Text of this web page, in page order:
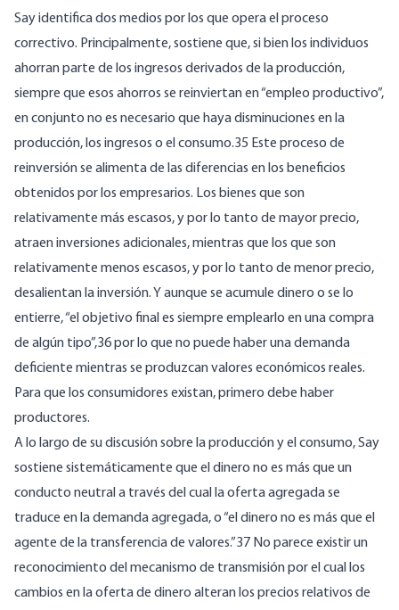
Say identifica dos medios por los que opera el proceso
correctivo. Principalmente, sostiene que, si bien los individuos
ahorran parte de los ingresos derivados de la producción,
siempre que esos ahorros se reinviertan en “empleo productivo”,
en conjunto no es necesario que haya disminuciones en la
producción, los ingresos o el consumo.35 Este proceso de
reinversión se alimenta de las diferencias en los beneficios
obtenidos por los empresarios. Los bienes que son
relativamente más escasos, y por lo tanto de mayor precio,
atraen inversiones adicionales, mientras que los que son
relativamente menos escasos, y por lo tanto de menor precio,
desalientan la inversión. Y aunque se acumule dinero o se lo
entierre, “el objetivo final es siempre emplearlo en una compra
de algún tipo”,36 por lo que no puede haber una demanda
deficiente mientras se produzcan valores económicos reales.
Para que los consumidores existan, primero debe haber
productores.
A lo largo de su discusión sobre la producción y el consumo, Say
sostiene sistemáticamente que el dinero no es más que un
conducto neutral a través del cual la oferta agregada se
traduce en la demanda agregada, o “el dinero no es más que el
agente de la transferencia de valores.”37 No parece existir un
reconocimiento del mecanismo de transmisión por el cual los
cambios en la oferta de dinero alteran los precios relativos de